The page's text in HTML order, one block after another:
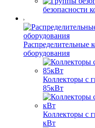
безопасности
Распределительные
оборудования
Коллекторы с
85кВт
Коллекторы с
кВт